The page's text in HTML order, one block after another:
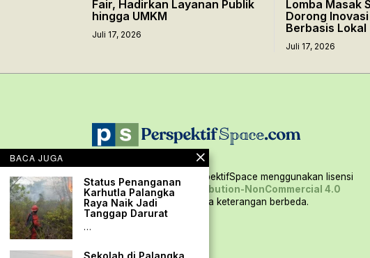
Fair, Hadirkan Layanan Publik
hingga UMKM
Juli 17, 2026
Lomba Masak
Dorong
Berbasis Lokal
Juli 17, 2026
Seluruh konten situs PerspektifSpace menggunakan lisensi
Creative Commons Attribution-NonCommercial 4.0
International,kecuali ada keterangan berbeda.
BACA JUGA
Status Penanganan
Karhutla Palangka
Raya Naik Jadi
Tanggap Darurat
…
Sekolah di Palangka